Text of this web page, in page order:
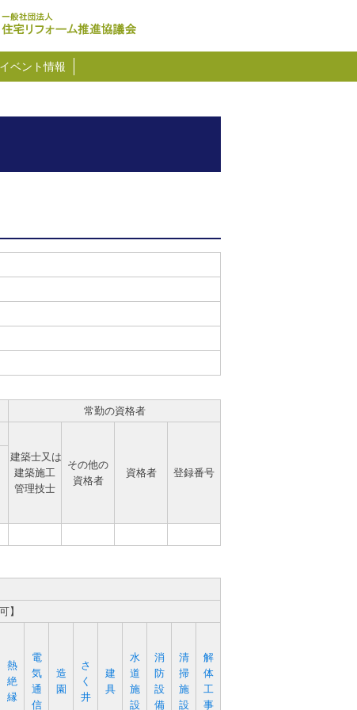
ベント情報
常勤の資格者
建築士又は
建築施工
管理技士
その他の
資格者
資格者 登録番号
】
熱
絶
縁
電
気
通
信
造
園
さ
く
井
建
具
水
道
施
設
消
防
設
備
清
掃
施
設
解
体
工
事